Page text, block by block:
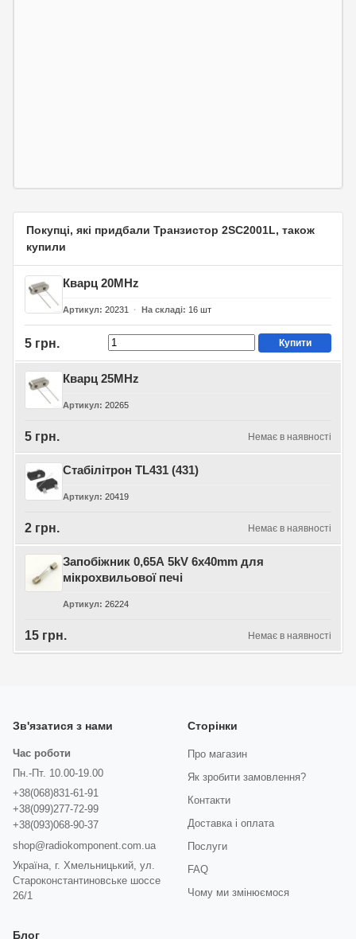
Покупці, які придбали Транзистор 2SC2001L, також
купили
Кварц 20MHz
Артикул 20231 На складі 16 шт
5 грн. Купити
Кварц 25MHz
Артикул 20265
5 грн. Немає в наявності
Стабілітрон TL431 (431)
Артикул 20419
2 грн. Немає в наявності
Запобіжник 0,65А 5kV 6x40mm для
мікрохвильової печі
Артикул 26224
15 грн. Немає в наявності
Зв'язатися з нами
Час роботи
Пн.-Пт. 10.00-19.00
+38(068)831-61-91
+38(099)277-72-99
+38(093)068-90-37
shop@radiokomponent.com.ua
Україна, г. Хмельницький, ул.
Староконстантиновське шоссе
26/1
Сторінки
Про магазин
Як зробити замовлення?
Контакти
Доставка і оплата
Послуги
FAQ
Чому ми змінюємося
Блог